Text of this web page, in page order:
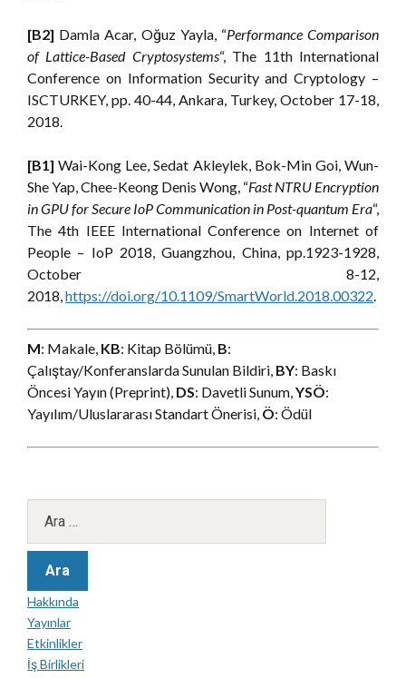
[B2] Damla Acar, Oğuz Yayla, “Performance Comparison
of Lattice-Based Cryptosystems“, The 11th International
Conference on Information Security and Cryptology –
ISCTURKEY, pp. 40-44, Ankara, Turkey, October 17-18,
2018.
[B1]Wai-Kong Lee, Sedat Akleylek, Bok-Min Goi, Wun-
She Yap, Chee-Keong Denis Wong, “Fast NTRU Encryption
in GPU for Secure IoP Communication in Post-quantum Era“,
The 4th IEEE International Conference on Internet of
People – IoP 2018, Guangzhou, China, pp.1923-1928,
October 8-12,
2018,https://doi.org/10.1109/SmartWorld.2018.00322.
M: Makale, KB: Kitap Bölümü, B:
Çalıştay/Konferanslarda Sunulan Bildiri, BY: Baskı
Öncesi Yayın (Preprint), DS: Davetli Sunum,YSÖ:
Yayılım/Uluslararası Standart Önerisi, Ö: Ödül
Hakkında
Yayınlar
Etkinlikler
İş Birlikleri